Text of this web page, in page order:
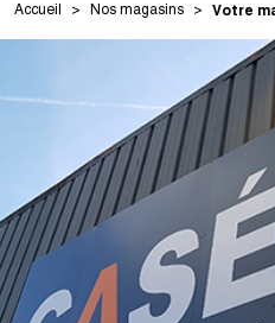
Accueil Nos magasins Votre